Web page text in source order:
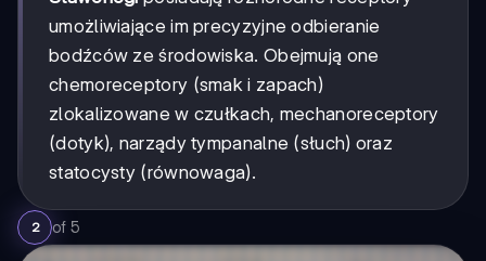
umożliwiające im precyzyjne odbieranie
bodźców ze środowiska. Obejmują one
chemoreceptory (smak i zapach)
zlokalizowane w czułkach, mechanoreceptory
(dotyk), narządy tympanalne (słuch) oraz
statocysty (równowaga).
2 of 5